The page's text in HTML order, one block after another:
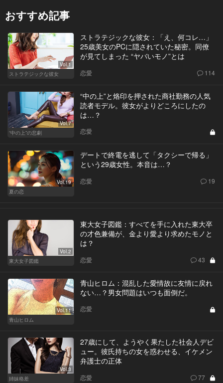
おすすめ記事
Vol.1
ストラテジックな彼女
ストラテジックな彼女：「え、何コレ…」
25歳美女のPCに隠されていた秘密。同僚
が見てしまった “ヤバいモノ”とは
恋愛 114
Vol.7
“中の上”の悲劇
“中の上”と烙印を押された商社勤務の人気
読者モデル。彼女がよりどころにしたの
は…？
恋愛
Vol.19
夏の恋
デートで終電を逃して「タクシーで帰る」
という29歳女性。本音は…？
恋愛 19
Vol.2
東大女子図鑑
東大女子図鑑：すべてを手に入れた東大卒
の才色兼備が、金より愛より求めたモノと
は？
恋愛 43
Vol.11
青山ヒロム
青山ヒロム：混乱した愛情故に友情に戻れ
ない…？男女問題はいつも面倒だ。
恋愛
Vol.3
姉妹格差
27歳にして、ようやく果たした社会人デビ
ュー。彼氏持ちの女を惑わせる、イケメン
弁護士の正体
恋愛 77